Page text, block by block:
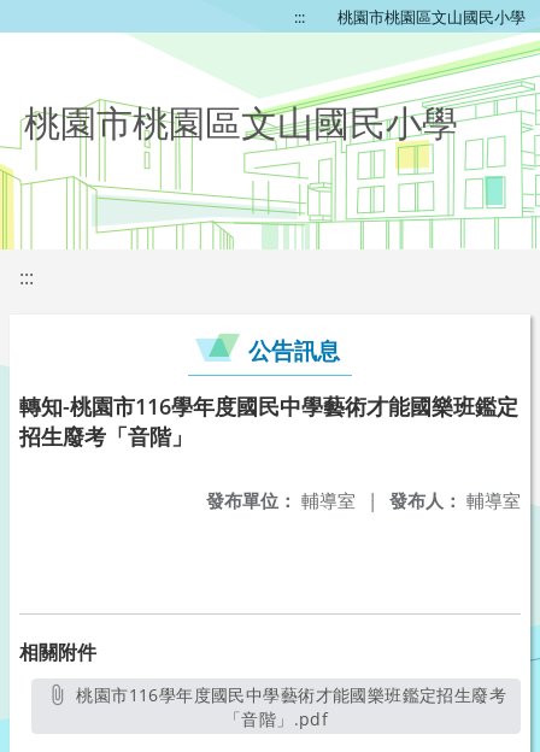
::: 桃園市桃園區文山國民小學
桃園市桃園區文山國民小學
:::
公告訊息
轉知-桃園市116學年度國民中學藝術才能國樂班鑑定
招生廢考「音階」
發布人： 輔導室
發布單位： 輔導室 |
相關附件
桃園市116學年度國民中學藝術才能國樂班鑑定招生廢考
「音階」.pdf另開新視窗